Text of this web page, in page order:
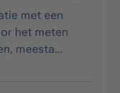
met een
het meten
meesta…